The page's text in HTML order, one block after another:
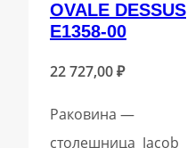
OVALE DESSUS
E1358-00
22 727,00₽
Раковина —
столешница Jacob